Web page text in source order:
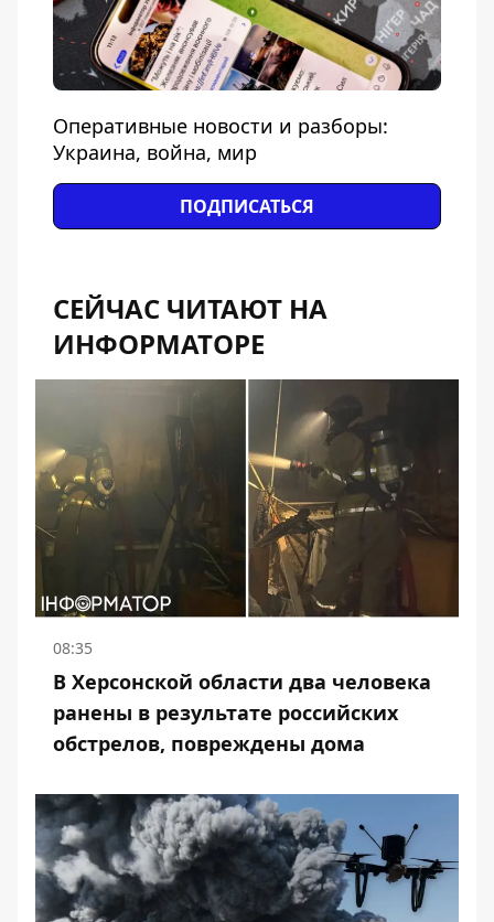
Оперативные новости и разборы:
Украина, война, мир
ПОДПИСАТЬСЯ
СЕЙЧАС ЧИТАЮТ НА
ИНФОРМАТОРЕ
08:35
В Херсонской области два человека
ранены в результате российских
обстрелов, повреждены дома